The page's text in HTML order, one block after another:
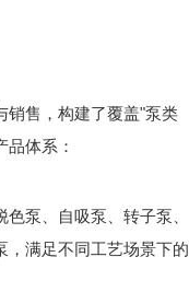
销售，构建了覆盖"泵类
体系：
色泵、自吸泵、转子泵、
，满足不同工艺场景下的